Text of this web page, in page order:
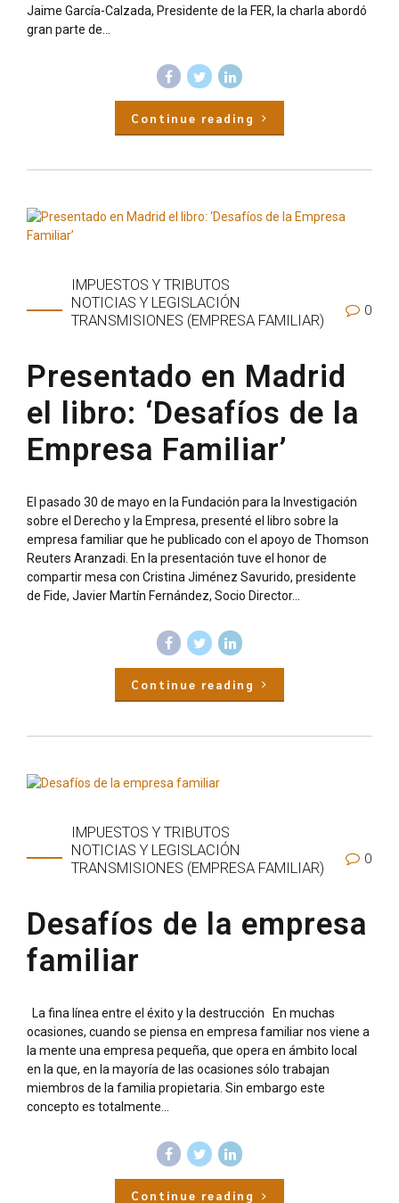
Jaime García-Calzada, Presidente de la FER, la charla abordó
gran parte de...
Continue reading
IMPUESTOS Y TRIBUTOS
NOTICIAS Y LEGISLACIÓN
TRANSMISIONES (EMPRESA FAMILIAR)
0
Presentado en Madrid
el libro: ‘Desafíos de la
Empresa Familiar’
El pasado 30 de mayo en la Fundación para la Investigación
sobre el Derecho y la Empresa, presenté el libro sobre la
empresa familiar que he publicado con el apoyo de Thomson
Reuters Aranzadi. En la presentación tuve el honor de
compartir mesa con Cristina Jiménez Savurido, presidente
de Fide, Javier Martín Fernández, Socio Director...
Continue reading
IMPUESTOS Y TRIBUTOS
NOTICIAS Y LEGISLACIÓN
TRANSMISIONES (EMPRESA FAMILIAR)
0
Desafíos de la empresa
familiar
La fina línea entre el éxito y la destrucción En muchas
ocasiones, cuando se piensa en empresa familiar nos viene a
la mente una empresa pequeña, que opera en ámbito local
en la que, en la mayoría de las ocasiones sólo trabajan
miembros de la familia propietaria. Sin embargo este
concepto es totalmente...
Continue reading